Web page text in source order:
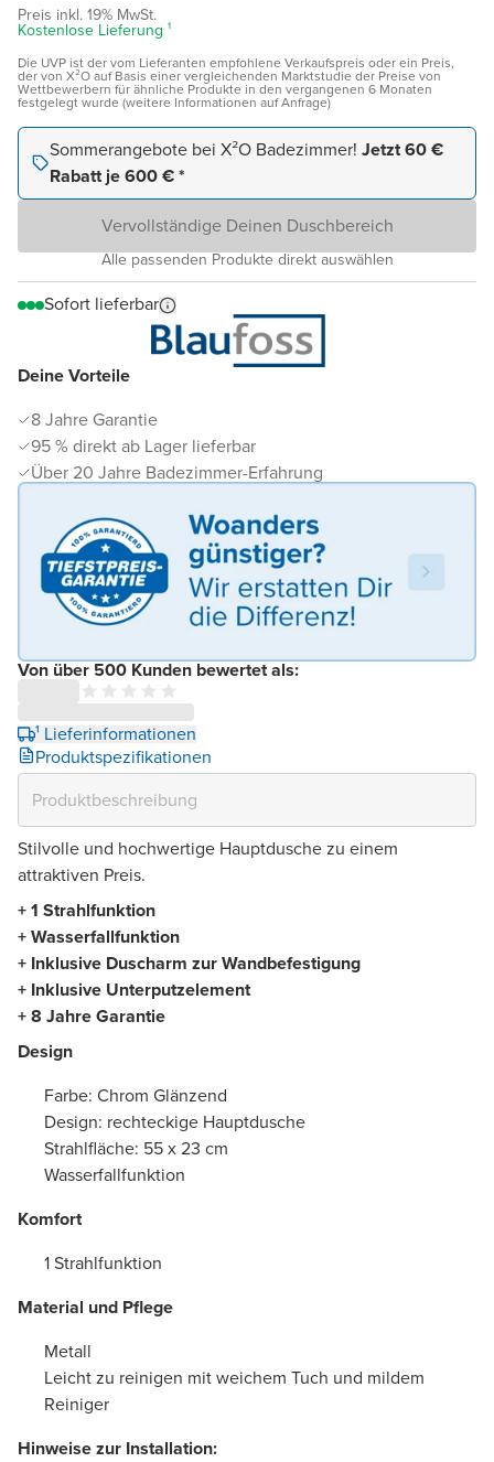
Deine Vorteile
8 Jahre Garantie
95 % direkt ab Lager lieferbar
Über 20 Jahre Badezimmer-Erfahrung
Von über 500 Kunden bewertet als:
¹ Lieferinformationen
Produktspezifikationen
Preis inkl. 19% MwSt.
Kostenlose Lieferung ¹
Die UVP ist der vom Lieferanten empfohlene Verkaufspreis oder ein Preis,
der von X²O auf Basis einer vergleichenden Marktstudie der Preise von
Wettbewerbern für ähnliche Produkte in den vergangenen 6 Monaten
festgelegt wurde (weitere Informationen auf Anfrage)
Sommerangebote bei X²O Badezimmer! Jetzt 60 €
Rabatt je 600 € *
Vervollständige Deinen Duschbereich
Alle passenden Produkte direkt auswählen
Sofort lieferbar
Stilvolle und hochwertige Hauptdusche zu einem
attraktiven Preis.
+ 1 Strahlfunktion
+ Wasserfallfunktion
+ Inklusive Duscharm zur Wandbefestigung
+ Inklusive Unterputzelement
+ 8 Jahre Garantie
Design
Farbe: Chrom Glänzend
Design: rechteckige Hauptdusche
Strahlfläche: 55 x 23 cm
Wasserfallfunktion
Komfort
1 Strahlfunktion
Material und Pflege
Metall
Leicht zu reinigen mit weichem Tuch und mildem
Reiniger
Hinweise zur Installation: